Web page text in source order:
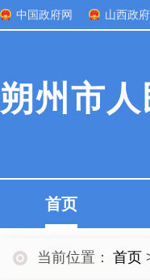
中国政府网 山西政
朔州市
首页
当前位置： 首页